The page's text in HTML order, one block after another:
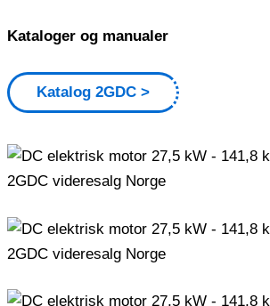
Kataloger og manualer
Katalog 2GDC